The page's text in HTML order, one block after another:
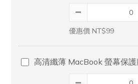
優惠價 NT$99
高清纖薄 MacBook 螢幕保護